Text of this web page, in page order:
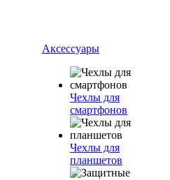
Аксессуары
Чехлы для
смартфонов
Чехлы для
планшетов